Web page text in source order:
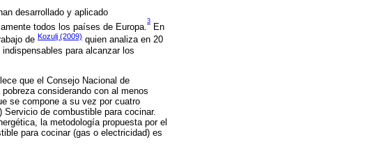
desarrollado y aplicado
todos los países de Europa.
3
En
de Kozulj (2009) quien analiza en 20
para alcanzar los
que el Consejo Nacional de
considerando con al menos
se compone a su vez por cuatro
de combustible para cocinar.
la metodología propuesta por el
para cocinar (gas o electricidad) es